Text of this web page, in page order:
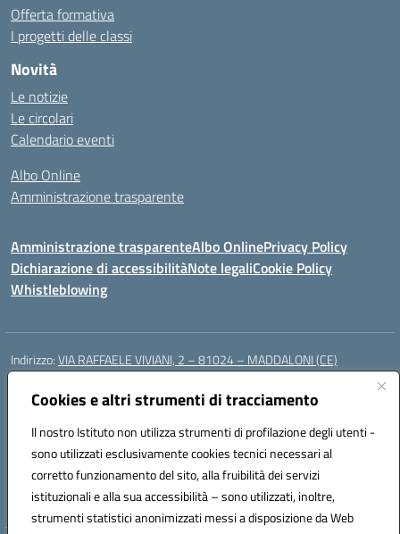
Cookies e altri strumenti di tracciamento
Il nostro Istituto non utilizza strumenti di profilazione degli utenti -
sono utilizzati esclusivamente cookies tecnici necessari al
corretto funzionamento del sito, alla fruibilità dei servizi
istituzionali e alla sua accessibilità – sono utilizzati, inoltre,
strumenti statistici anonimizzati messi a disposizione da Web
Offerta formativa
I progetti delle classi
Novità
Le notizie
Le circolari
Calendario eventi
Albo Online
Amministrazione trasparente
Amministrazione trasparenteAlbo OnlinePrivacy Policy
Dichiarazione di accessibilitàNote legaliCookie Policy
Whistleblowing
Indirizzo:VIA RAFFAELE VIVIANI, 2 – 81024 – MADDALONI (CE)
Centralino:
Posta elettronica certificata (PEC):ceic8av00r@pec.istruzione.it
Codice fiscale: 93086020612
Codice meccanografico:CEIC8AV00R
Codice Indice delle Pubbliche Amministrazioni (IPA): icamm
Codice unico di fatturazione (CUF): UF8WE6